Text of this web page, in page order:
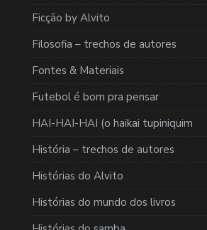
Ficção by Alvito
Filosofia – trechos de autores
Fontes & Materiais
Futebol é bom pra pensar
HAI-HAI-HAI (o haikai tupiniquim
História – trechos de autores
Histórias do Alvito
Histórias do mundo dos livros